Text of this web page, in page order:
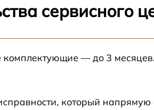
от
сервисного
комплектующие — до 3 месяцев.
который